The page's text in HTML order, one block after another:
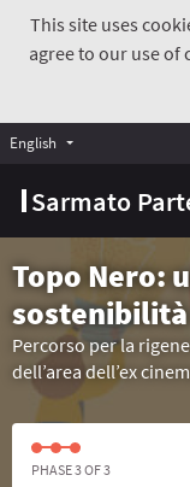
This site uses
agree to our use of
Sarmato
English Choose language
Topo Nero:
Percorso per la
dell’area dell’ex
PHASE 3 OF 3